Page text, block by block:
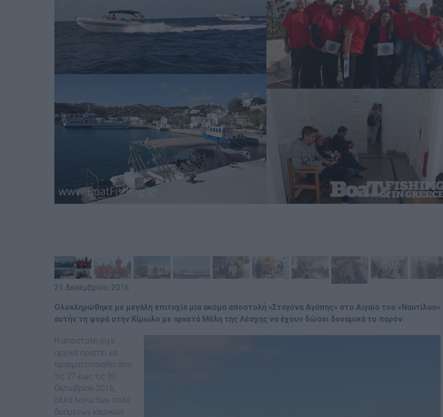
21 Δεκεμβρίου, 2016
Ολοκληρώθηκε με μεγάλη επιτυχία μία ακόμα αποστολή «Σταγόνα Αγάπης» στο Αιγαίο του «Ναυτίλου»
αυτήν τη φορά στην Κίμωλο με αρκετά Μέλη της Λέσχης να έχουν δώσει δυναμικά το παρόν.
Η αποστολή είχε
αρχικά οριστεί να
πραγματοποιηθεί από
τις 27 έως τις 30
Οκτωβρίου 2016,
αλλά λόγω των πολύ
δυσμενών καιρικών